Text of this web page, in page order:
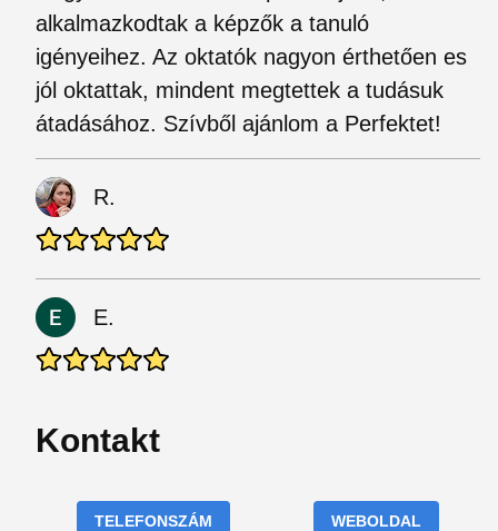
alkalmazkodtak a képzők a tanuló
igényeihez. Az oktatók nagyon érthetően es
jól oktattak, mindent megtettek a tudásuk
átadásához. Szívből ajánlom a Perfektet!
R.
E.
Kontakt
TELEFONSZÁM WEBOLDAL